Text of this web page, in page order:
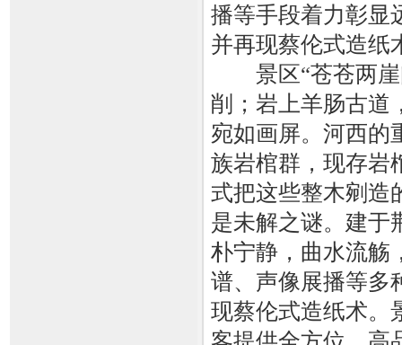
播等手段着力彰显
并再现蔡伦式造纸
景区“苍苍两崖
削；岩上羊肠古道
宛如画屏。河西的
族岩棺群，现存岩
式把这些整木剜造
是未解之谜。建于
朴宁静，曲水流觞
谱、声像展播等多
现蔡伦式造纸术。